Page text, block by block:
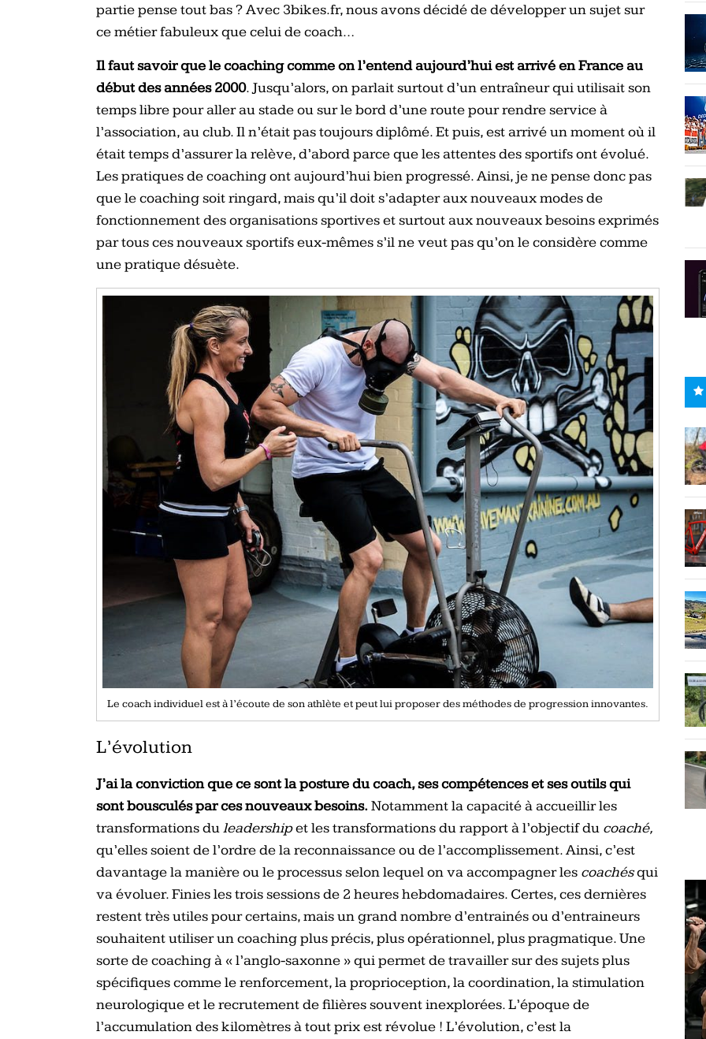
partie pense tout bas ? Avec 3bikes.fr, nous avons décidé de développer un sujet sur
ce métier fabuleux que celui de coach…
Il faut savoir que le coaching comme on l’entend aujourd’hui est arrivé en France au
début des années 2000. Jusqu’alors, on parlait surtout d’un entraîneur qui utilisait son
temps libre pour aller au stade ou sur le bord d’une route pour rendre service à
l’association, au club. Il n’était pas toujours diplômé. Et puis, est arrivé un moment où il
était temps d’assurer la relève, d’abord parce que les attentes des sportifs ont évolué.
Les pratiques de coaching ont aujourd’hui bien progressé. Ainsi, je ne pense donc pas
que le coaching soit ringard, mais qu’il doit s’adapter aux nouveaux modes de
fonctionnement des organisations sportives et surtout aux nouveaux besoins exprimés
par tous ces nouveaux sportifs eux-mêmes s’il ne veut pas qu’on le considère comme
une pratique désuète.
Le coach individuel est à l’écoute de son athlète et peut lui proposer des méthodes de progression innovantes.
L’évolution
J’ai la conviction que ce sont la posture du coach, ses compétences et ses outils qui
sont bousculés par ces nouveaux besoins.Notamment la capacité à accueillir les
transformations duleadershipet les transformations du rapport à l’objectif du coaché,
qu’elles soient de l’ordre de la reconnaissance ou de l’accomplissement. Ainsi, c’est
davantage la manière ou le processus selon lequel on va accompagner les coachésqui
va évoluer. Finies les trois sessions de 2 heures hebdomadaires. Certes, ces dernières
restent très utiles pour certains, mais un grand nombre d’entrainés ou d’entraineurs
souhaitent utiliser un coaching plus précis, plus opérationnel, plus pragmatique. Une
sorte de coaching à « l’anglo-saxonne » qui permet de travailler sur des sujets plus
spécifiques comme le renforcement, la proprioception, la coordination, la stimulation
neurologique et le recrutement de filières souvent inexplorées. L’époque de
l’accumulation des kilomètres à tout prix est révolue ! L’évolution, c’est la